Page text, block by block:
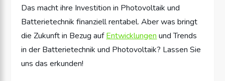
Das macht ihre Investition in Photovoltaik und
Batterietechnik finanziell rentabel. Aber was bringt
die Zukunft in Bezug aufEntwicklungen und Trends
in der Batterietechnik und Photovoltaik? Lassen Sie
uns das erkunden!